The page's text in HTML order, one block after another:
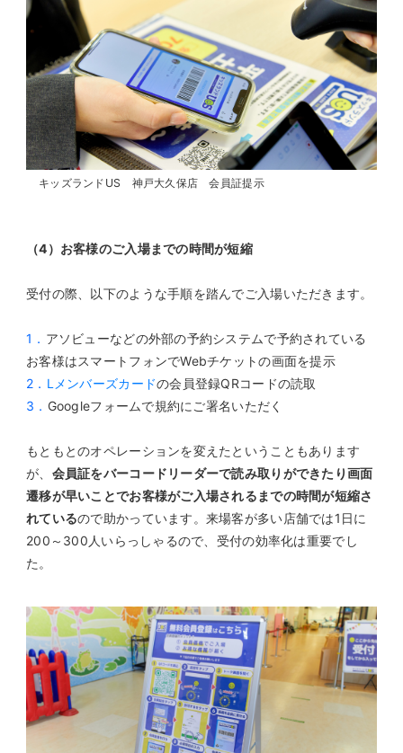
キッズランドUS 神戸大久保店 会員証提示
（4）お客様のご入場までの時間が短縮
受付の際、以下のような手順を踏んでご入場いただきます。
1． アソビューなどの外部の予約システムで予約されている
お客様はスマートフォンでWebチケットの画面を提示
2． Lメンバーズカードの会員登録QRコードの読取
3． Googleフォームで規約にご署名いただく
もともとのオペレーションを変えたということもあります
が、 会員証をバーコードリーダーで読み取りができたり画面
遷移が早いことでお客様がご入場されるまでの時間が短縮さ
れているので助かっています。来場客が多い店舗では1日に
200～300人いらっしゃるので、受付の効率化は重要でし
た。